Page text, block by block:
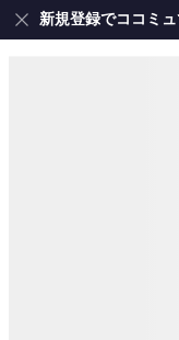
新規登録でココミ